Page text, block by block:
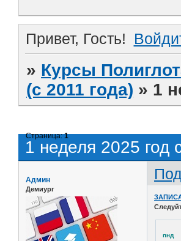
Привет, Гость!
» Курсы
(с 2011 года) » 1
1 неделя 2025 год
Страница:1
Админ
Демиург
пнд